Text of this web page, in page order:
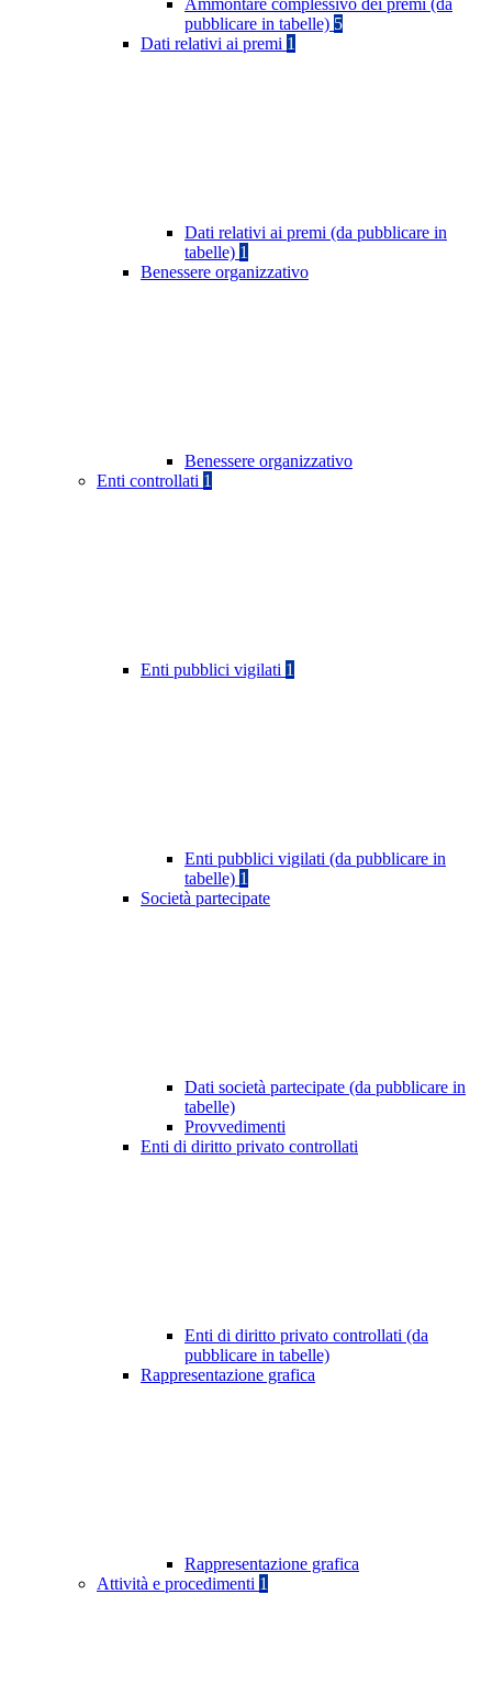
Ammontare complessivo dei premi (da
pubblicare in tabelle) 5
Dati relativi ai premi 1
Dati relativi ai premi (da pubblicare in
tabelle) 1
Benessere organizzativo
Benessere organizzativo
Enti controllati 1
Enti pubblici vigilati 1
Enti pubblici vigilati (da pubblicare in
tabelle) 1
Società partecipate
Dati società partecipate (da pubblicare in
tabelle)
Provvedimenti
Enti di diritto privato controllati
Enti di diritto privato controllati (da
pubblicare in tabelle)
Rappresentazione grafica
Rappresentazione grafica
Attività e procedimenti 1